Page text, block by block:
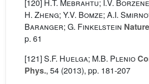
[120] H.T. Mebrahtu; I.V.
H. Zheng; Y.V. Bomze; A.I.
Baranger; G. Finkelstein Nature
p. 61
[121]S.F. Huelga; M.B. Plenio
Phys., 54 (2013), pp. 181-207